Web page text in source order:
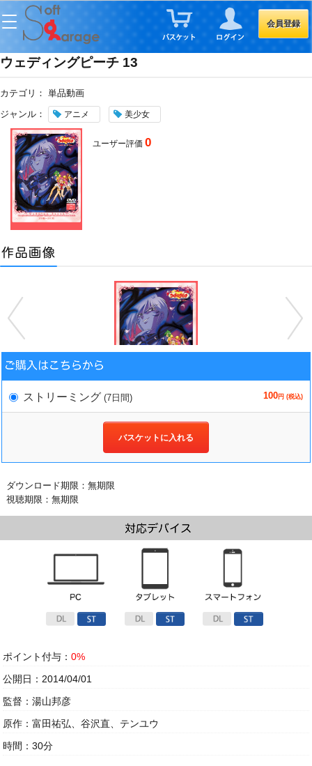
会員登録
ウェディングピーチ 13
カテゴリ： 単品動画
ジャンル：
アニメ 美少女
ユーザー評価0
ストリーミング (7日間) 100円 (税込)
バスケットに入れる
ダウンロード期限：無期限
視聴期限：無期限
ポイント付与：0%
公開日：2014/04/01
監督：湯山邦彦
原作：富田祐弘、谷沢直、テンユウ
時間：30分